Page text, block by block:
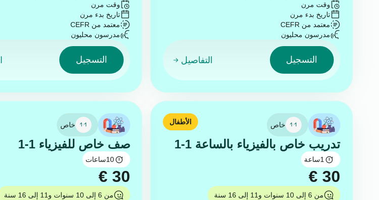
وقت مرن
تاريخ بدء مرن
معتمد من CEFR
مدرسون محليون
التسجيل التفاصيل
وقت مرن
تاريخ بدء مرن
معتمد من CEFR
مدرسون محليون
التسجيل
خاص
تدريب خاص بالفيزياء بالساعة 1-1
1ساعة
الأطفال
€ 30
من 6 إلى 10 سنوات و11 إلى 16 سنة
خاص
صف خاص للفيزياء 1-1
10ساعات
€30
من 6 إلى 10 سنوات و11 إلى 16 سنة